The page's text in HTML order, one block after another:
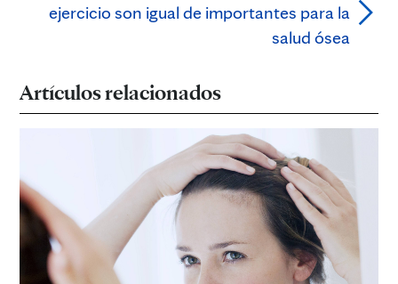
ejercicio son igual de importantes para la
salud ósea
Artículos relacionados